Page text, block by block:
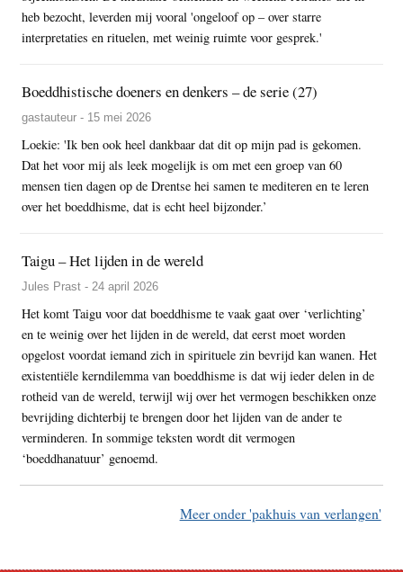
heb bezocht, leverden mij vooral 'ongeloof op – over starre
interpretaties en rituelen, met weinig ruimte voor gesprek.'
Boeddhistische doeners en denkers – de serie (27)
gastauteur - 15 mei 2026
Loekie: 'Ik ben ook heel dankbaar dat dit op mijn pad is gekomen.
Dat het voor mij als leek mogelijk is om met een groep van 60
mensen tien dagen op de Drentse hei samen te mediteren en te leren
over het boeddhisme, dat is echt heel bijzonder.’
Taigu – Het lijden in de wereld
Jules Prast - 24 april 2026
Het komt Taigu voor dat boeddhisme te vaak gaat over ‘verlichting’
en te weinig over het lijden in de wereld, dat eerst moet worden
opgelost voordat iemand zich in spirituele zin bevrijd kan wanen. Het
existentiële kerndilemma van boeddhisme is dat wij ieder delen in de
rotheid van de wereld, terwijl wij over het vermogen beschikken onze
bevrijding dichterbij te brengen door het lijden van de ander te
verminderen. In sommige teksten wordt dit vermogen
‘boeddhanatuur’ genoemd.
Meer onder 'pakhuis van verlangen'